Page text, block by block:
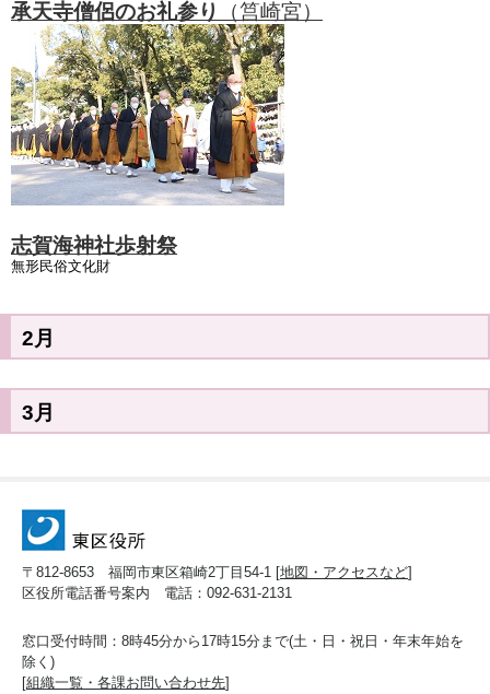
承天寺僧侶のお礼参り （筥崎宮）
志賀海神社歩射祭
無形民俗文化財
2月
3月
〒812-8653 福岡市東区箱崎2丁目54-1 [地図・アクセスなど]
区役所電話番号案内 電話：092-631-2131
窓口受付時間：8時45分から17時15分まで(土・日・祝日・年末年始を
除く)
[組織一覧・各課お問い合わせ先]